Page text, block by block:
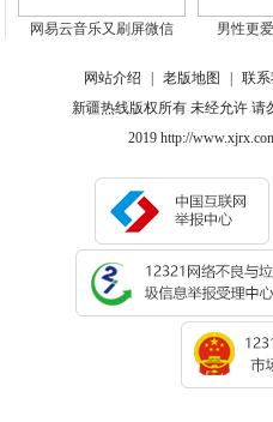
网易云音乐又刷屏微信 男性更
网站介绍 老版地图 联系
新疆热线版权所有 未经允许 请
2019 http://